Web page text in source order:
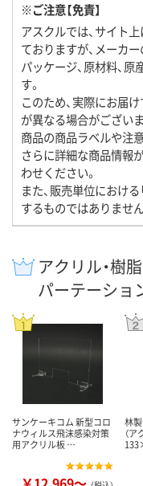
※ご注意【免責】
アスクルでは、サイト
ておりますが、メーカー
パッケージ、原材料、
す。
このため、実際にお届
が異なる場合がござい
商品の商品ラベルや注
さらに詳細な商品情報
わせください。
また、販売単位におけ
するものではありませ
アクリル・樹
パーテーショ
サンケーキコム 新型コロ
ナウィルス飛沫感染対策
用アクリル板 …
林
（